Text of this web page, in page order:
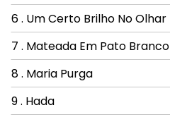
6 . Um Certo Brilho No Olhar
7 . Mateada Em Pato Branco
8 . Maria Purga
9 . Hada